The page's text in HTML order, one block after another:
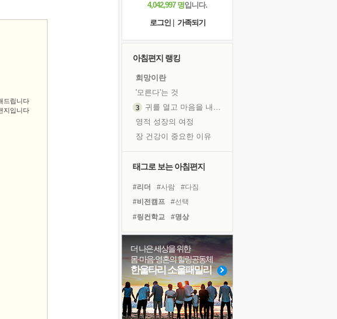
드립니다
지입니다
4,042,997 명입니다.
로그인
가족되기
아침편지 랭킹
희망이란
'모른다'는 것
귀를 열고 마음을 내어주고
영적 성장의 여정
장 건강이 중요한 이유
흙이 된 몸으로 출근하는 여자
꿈이 실제가 되는 것
'말 타는 법'을 먼저
졸업식 사진을 보며
아픈 아버지를 위한 공간 설계
극심한 변비, 어깨결림, 수면 장애
보고 싶은 어머니
태그로 보는 아침편지
#리더 #사람
#다짐
#비전캠프
#선택
#링컨학교
#명상
#극복
#독서캠프
#아이들
#도움
#바이러스
#힐링
#계획
#삶
#나눔 #경험
#위기
#면역력
#독서 #희망
더 나은 세상을 위한
몸·마음·영혼의 힐링공동체
한울타리 소울패밀리